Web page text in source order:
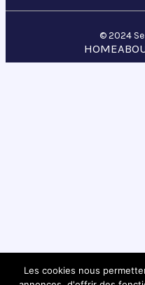
© 2024
HOME
Les cookies nous